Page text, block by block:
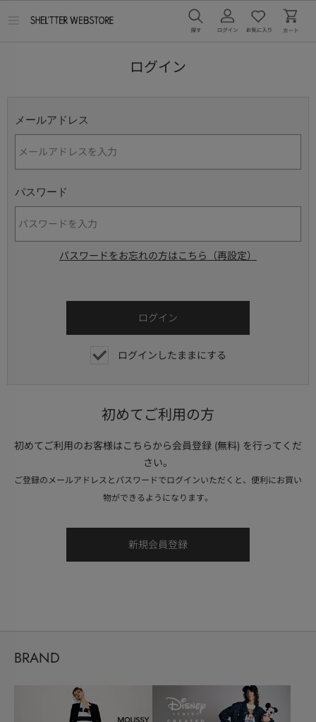
ログイン
メールアドレス
パスワード
パスワードをお忘れの方はこちら（再設定）
ログインしたままにする
初めてご利用の方
初めてご利用のお客様はこちらから会員登録 (無料) を行ってくだ
さい。
ご登録のメールアドレスとパスワードでログインいただくと、便利にお買い
物ができるようになります。
BRAND